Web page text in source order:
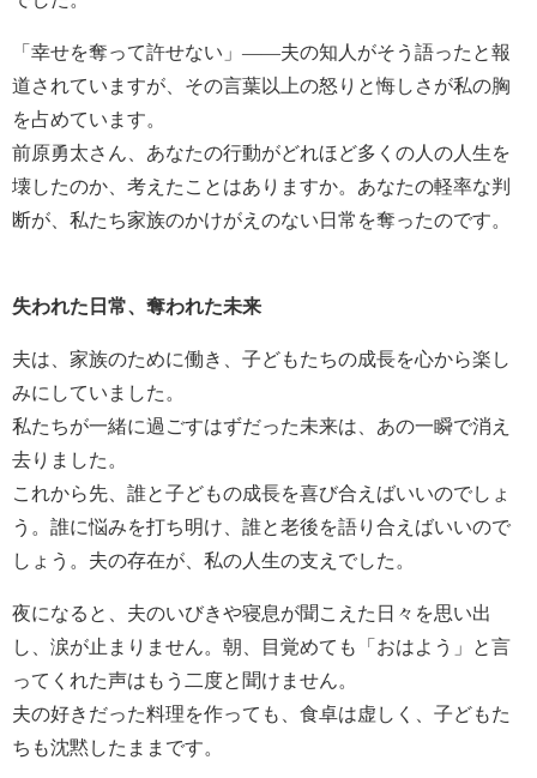
「幸せを奪って許せない」――夫の知人がそう語ったと報
道されていますが、その言葉以上の怒りと悔しさが私の胸
を占めています。
前原勇太さん、あなたの行動がどれほど多くの人の人生を
壊したのか、考えたことはありますか。あなたの軽率な判
断が、私たち家族のかけがえのない日常を奪ったのです。
失われた日常、奪われた未来
夫は、家族のために働き、子どもたちの成長を心から楽し
みにしていました。
私たちが一緒に過ごすはずだった未来は、あの一瞬で消え
去りました。
これから先、誰と子どもの成長を喜び合えばいいのでしょ
う。誰に悩みを打ち明け、誰と老後を語り合えばいいので
しょう。夫の存在が、私の人生の支えでした。
夜になると、夫のいびきや寝息が聞こえた日々を思い出
し、涙が止まりません。朝、目覚めても「おはよう」と言
ってくれた声はもう二度と聞けません。
夫の好きだった料理を作っても、食卓は虚しく、子どもた
ちも沈黙したままです。